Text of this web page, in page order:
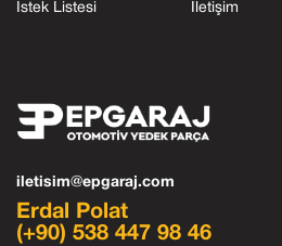
İstek Listesi İletişim
iletisim@epgaraj.com
Erdal Polat
(+90) 538 447 98 46